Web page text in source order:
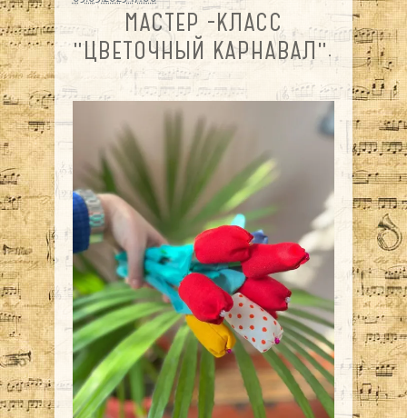
МАСТЕР -КЛАСС
"ЦВЕТОЧНЫЙ КАРНАВАЛ".